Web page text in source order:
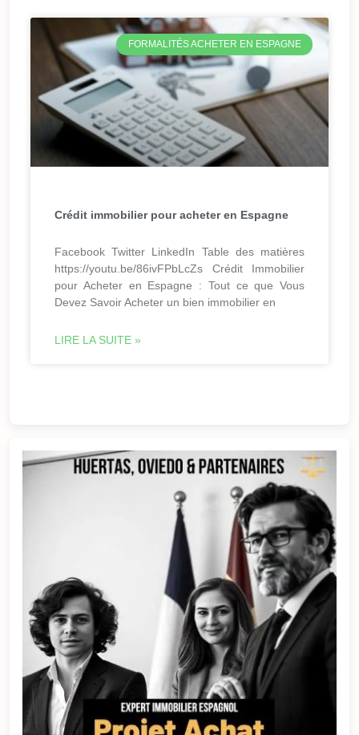
FORMALITÉS ACHETER EN ESPAGNE
Crédit immobilier pour acheter en Espagne
Facebook Twitter LinkedIn Table des matières
https://youtu.be/86ivFPbLcZs Crédit Immobilier
pour Acheter en Espagne : Tout ce que Vous
Devez Savoir Acheter un bien immobilier en
LIRE LA SUITE »